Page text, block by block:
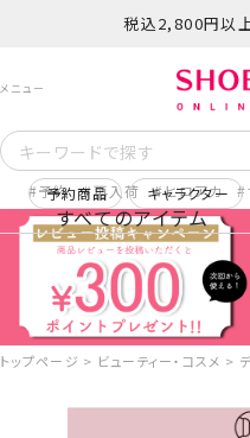
税込2,800円以
予約 再入荷 ヒロアカ
すべてのアイテム
予約商品 キャラクター
トップページ ビューティー・コスメ